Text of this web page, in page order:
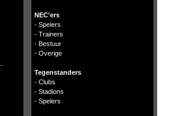
NEC'ers
- Spelers
- Trainers
- Bestuur
- Overige
Tegenstanders
- Clubs
- Stadions
- Spelers